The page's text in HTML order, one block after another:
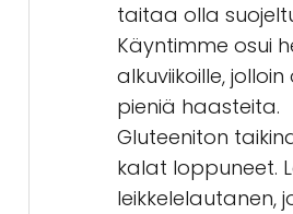
taitaa olla
Käyntimme osui
alkuviikoille,
pieniä haasteita.
Gluteeniton
kalat loppuneet.
leikkelelautanen,